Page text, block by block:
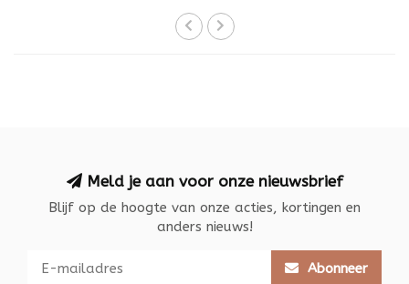
Meld je aan voor onze nieuwsbrief
Blijf op de hoogte van onze acties, kortingen en
anders nieuws!
Abonneer